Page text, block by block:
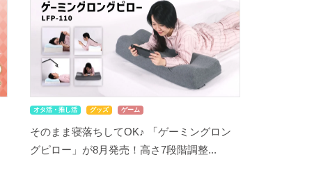
オタ活・推し活 グッズ ゲーム
そのまま寝落ちしてOK♪ 「ゲーミングロン
グピロー」が8月発売！高さ7段階調整...